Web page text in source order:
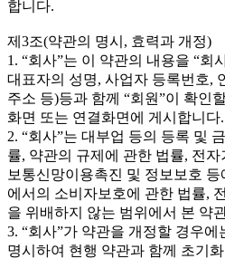
합니다.
제3조(약관의 명시, 효력과 개정)
1. “회사”는 이 약관의 내용을 “회
대표자의 성명, 사업자 등록번호,
주소 등)등과 함께 “회원”이 확인
화면 또는 연결화면에 게시합니다.
2. “회사”는 대부업 등의 등록 및
률, 약관의 규제에 관한 법률, 전
보통신망이용촉진 및 정보보호
에서의 소비자보호에 관한 법률,
을 위배하지 않는 범위에서 본 약
3. “회사”가 약관을 개정할 경우
명시하여 현행 약관과 함께 초기